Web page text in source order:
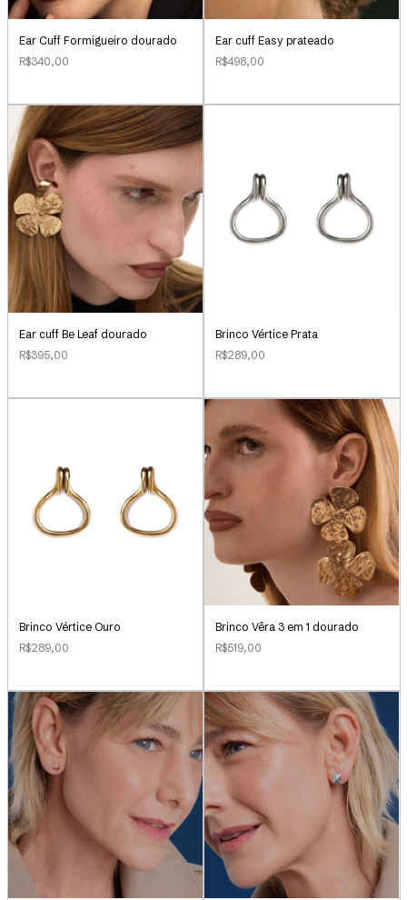
Ear Cuff Formigueiro dourado
R$340,00
Ear cuff Easy prateado
R$498,00
Ear cuff Be Leaf dourado
R$395,00
Brinco Vértice Prata
R$289,00
Brinco Vértice Ouro
R$289,00
Brinco Vêra 3 em 1 dourado
R$519,00